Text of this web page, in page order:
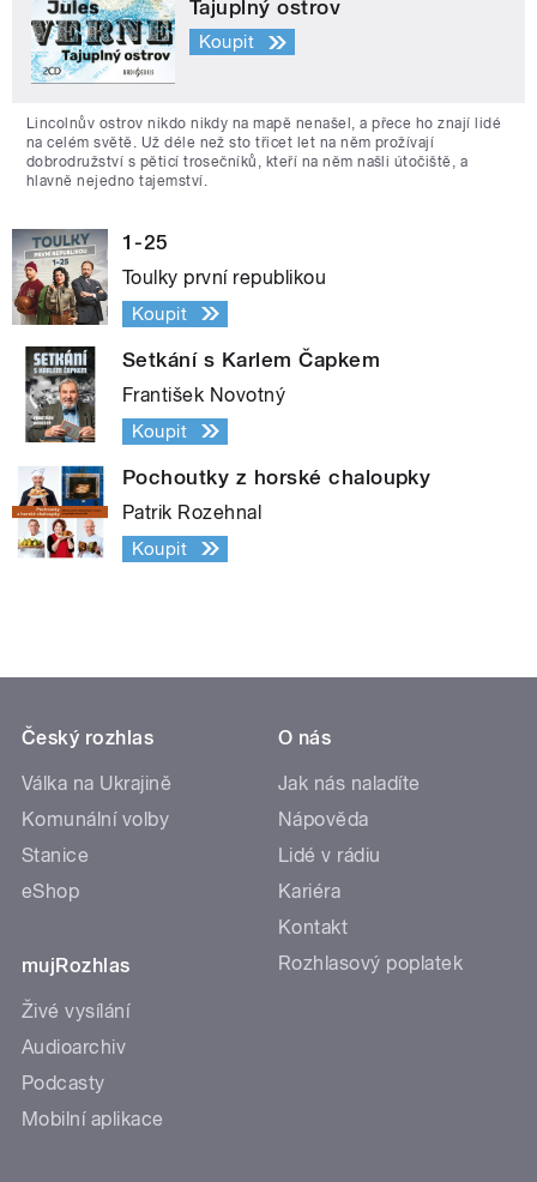
Tajuplný ostrov
Koupit
Lincolnův ostrov nikdo nikdy na mapě nenašel, a přece ho znají lidé
na celém světě. Už déle než sto třicet let na něm prožívají
dobrodružství s pěticí trosečníků, kteří na něm našli útočiště, a
hlavně nejedno tajemství.
1-25
Toulky první republikou
Koupit
Setkání s Karlem Čapkem
František Novotný
Koupit
Pochoutky z horské chaloupky
Patrik Rozehnal
Koupit
Český rozhlas
Válka na Ukrajině
Komunální volby
Stanice
eShop
mujRozhlas
Živé vysílání
Audioarchiv
Podcasty
Mobilní aplikace
O nás
Jak nás naladíte
Nápověda
Lidé v rádiu
Kariéra
Kontakt
Rozhlasový poplatek